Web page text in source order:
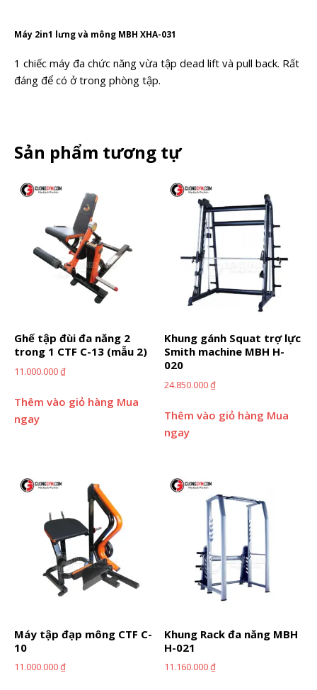
Máy 2in1 lưng và mông MBH XHA-031
1 chiếc máy đa chức năng vừa tập dead lift và pull back. Rất
đáng để có ở trong phòng tập.
Sản phẩm tương tự
Ghế tập đùi đa năng 2
trong 1 CTF C-13 (mẫu 2)
11.000.000₫
Thêm vào giỏ hàng Mua
ngay
Khung gánh Squat trợ lực
Smith machine MBH H-
020
24.850.000₫
Thêm vào giỏ hàng Mua
ngay
Máy tập đạp mông CTF C-
10
11.000.000₫
Khung Rack đa năng MBH
H-021
11.160.000₫